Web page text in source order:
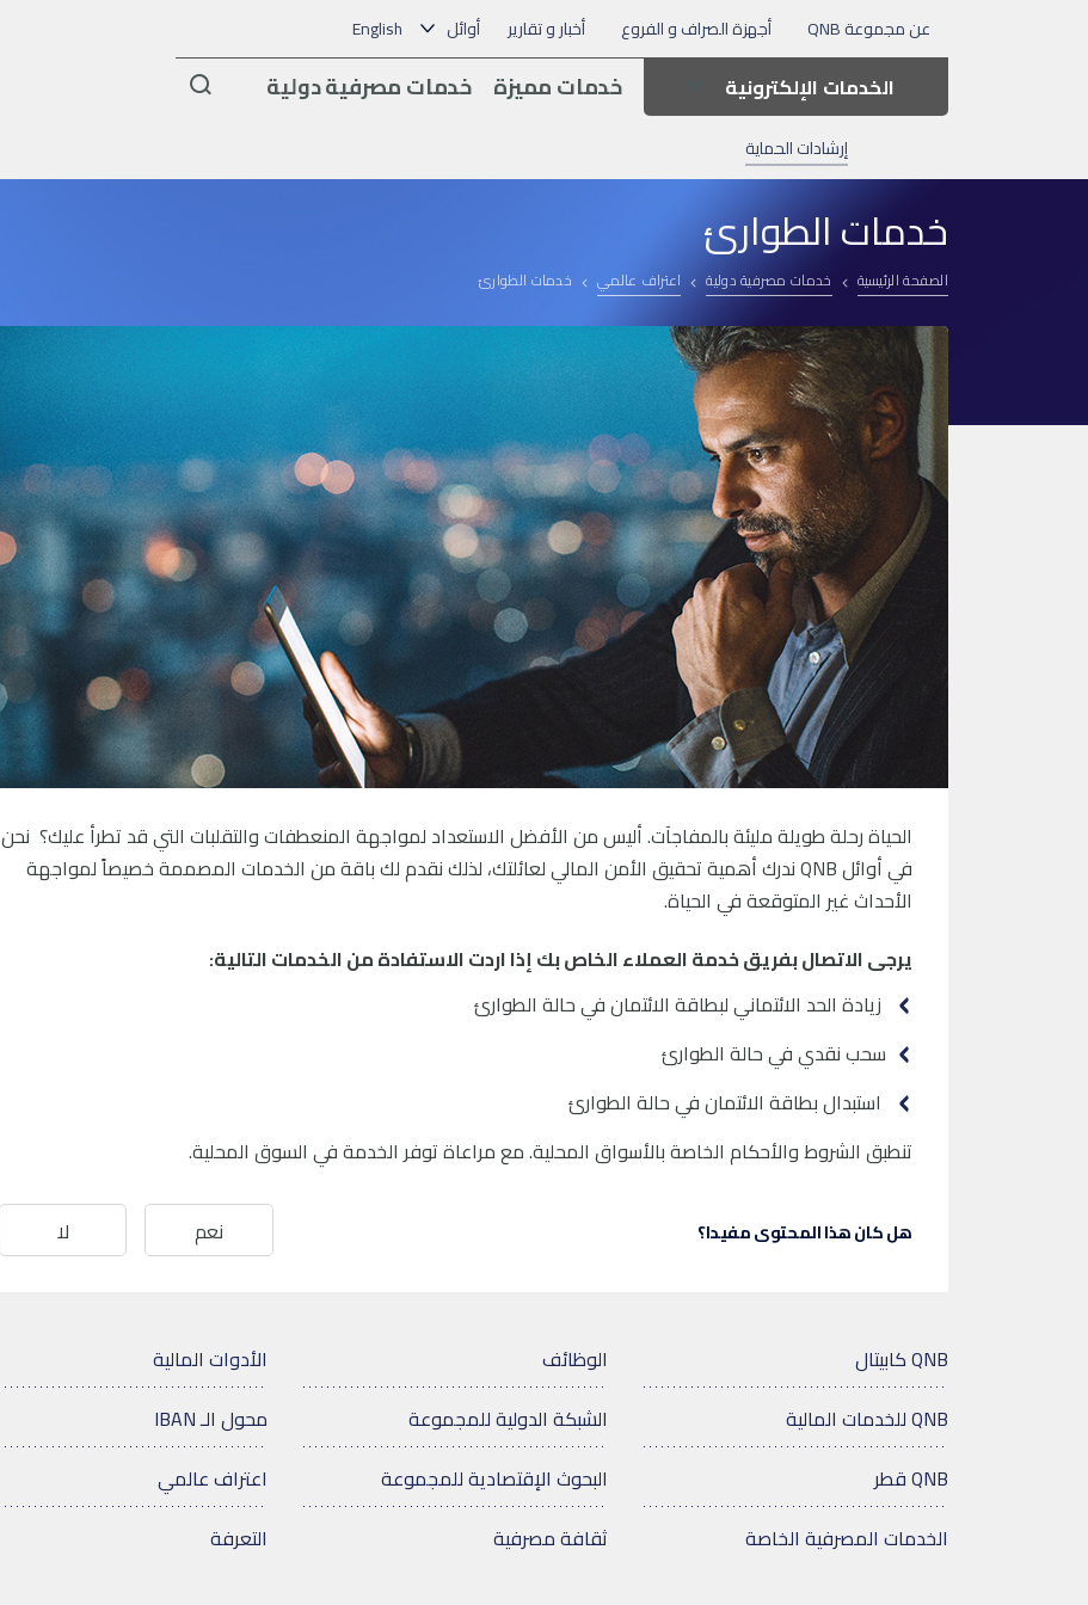
عن مجموعة QNB أجهزة الصراف و الفروع أخبار و تقارير أوائل English
خدمات مميزة خدمات مصرفية دوليةArama الخدمات الإلكترونية
إرشادات الحماية
خدمات الطوارئ
الصفحة الرئيسية خدمات مصرفية دولية اعتراف عالمي خدمات الطوارئ
الحياة رحلة طويلة مليئة بالمفاجآت. أليس من الأفضل الاستعداد لمواجهة المنعطفات والتقلبات التي قد تطرأ عليك؟ نحن
في أوائل QNB ندرك أهمية تحقيق الأمن المالي لعائلتك، لذلك نقدم لك باقة من الخدمات المصممة خصيصاً لمواجهة
الأحداث غير المتوقعة في الحياة.
يرجى الاتصال بفريق خدمة العملاء الخاص بك إذا اردت الاستفادة من الخدمات التالية:
زيادة الحد الائتماني لبطاقة الائتمان في حالة الطوارئ
سحب نقدي في حالة الطوارئ
استبدال بطاقة الائتمان في حالة الطوارئ
تنطبق الشروط والأحكام الخاصة بالأسواق المحلية. مع مراعاة توفر الخدمة في السوق المحلية.
هل كان هذا المحتوى مفيدا؟ نعم لا
QNB كابيتال
QNB للخدمات المالية
QNB قطر
الخدمات المصرفية الخاصة
الوظائف
الشبكة الدولية للمجموعة
البحوث الإقتصادية للمجموعة
ثقافة مصرفية
الأدوات المالية
محول الـ IBAN
اعتراف عالمي
التعرفة